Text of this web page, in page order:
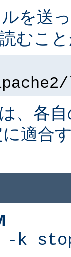
を送
むこ
、各
適合
-k